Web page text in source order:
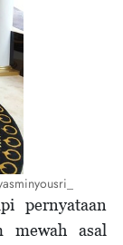
pernyataan
mewah asal